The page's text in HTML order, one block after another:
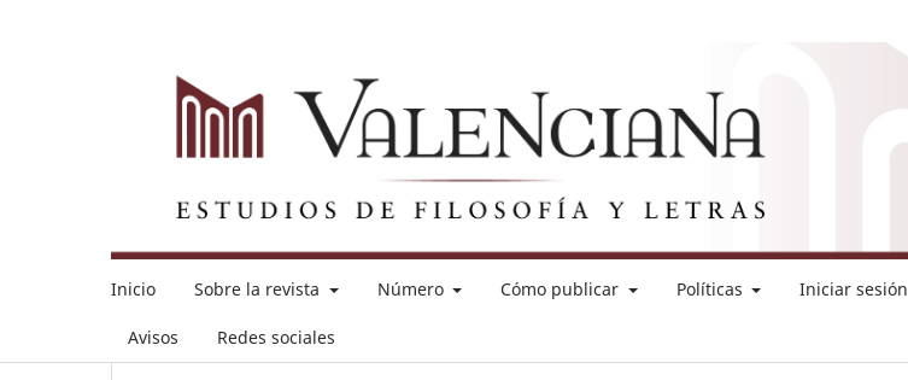
Inicio Sobre la revista Número Cómo publicar Políticas Iniciar sesión
Avisos Redes sociales